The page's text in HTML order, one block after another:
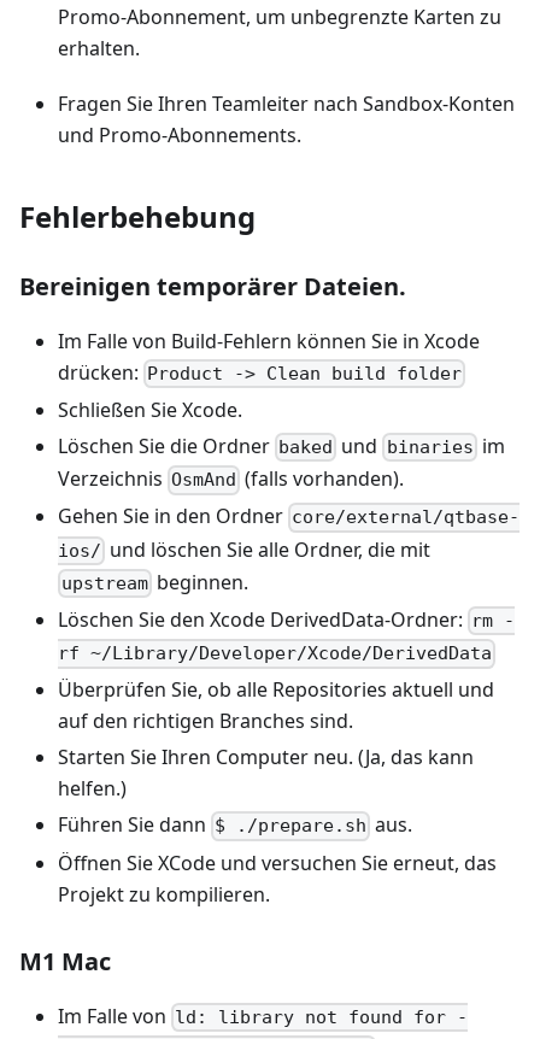
Promo‑Abonnement, um unbegrenzte Karten zu
erhalten.
Fragen Sie Ihren Teamleiter nach Sandbox‑Konten
und Promo‑Abonnements.
Fehlerbehebung
Bereinigen temporärer Dateien.
Im Falle von Build‑Fehlern können Sie in Xcode
drücken: Product -> Clean build folder
Schließen Sie Xcode.
Löschen Sie die Ordner baked und binaries im
Verzeichnis OsmAnd (falls vorhanden).
Gehen Sie in den Ordner core/external/qtbase-
ios/ und löschen Sie alle Ordner, die mit
upstream beginnen.
Löschen Sie den Xcode DerivedData‑Ordner: rm -
rf ~/Library/Developer/Xcode/DerivedData
Überprüfen Sie, ob alle Repositories aktuell und
auf den richtigen Branches sind.
Starten Sie Ihren Computer neu. (Ja, das kann
helfen.)
Führen Sie dann $ ./prepare.sh aus.
Öffnen Sie XCode und versuchen Sie erneut, das
Projekt zu kompilieren.
M1 Mac
Im Falle von ld: library not found for -